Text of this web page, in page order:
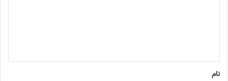
نام